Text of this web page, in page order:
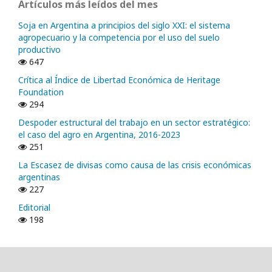
Artículos más leídos del mes
Soja en Argentina a principios del siglo XXI: el sistema
agropecuario y la competencia por el uso del suelo
productivo
647
Crítica al Índice de Libertad Económica de Heritage
Foundation
294
Despoder estructural del trabajo en un sector estratégico:
el caso del agro en Argentina, 2016-2023
251
La Escasez de divisas como causa de las crisis económicas
argentinas
227
Editorial
198